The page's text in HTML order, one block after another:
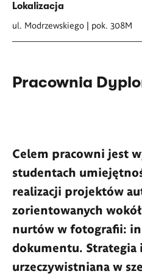
Lokalizacja
ul. Modrzewskiego | pok. 308M
Pracownia
Celem pracowni jest
studentach
realizacji projektów
zorientowanych
nurtów w fotografii:
dokumentu. Strategia
urzeczywistniana w